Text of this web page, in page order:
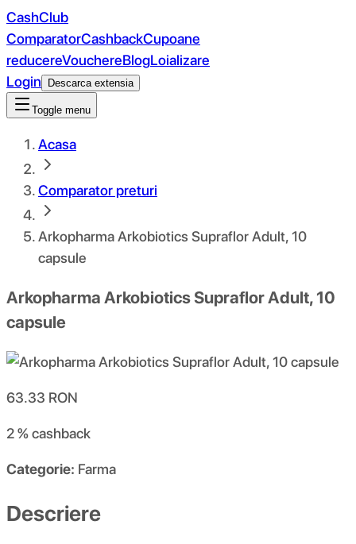
CashClub
ComparatorCashbackCupoane
reducereVouchereBlogLoializare
Login
Descarca extensia
Toggle menu
Acasa
Comparator preturi
Arkopharma Arkobiotics Supraflor Adult, 10
capsule
Arkopharma Arkobiotics Supraflor Adult, 10
capsule
63.33 RON
2 %cashback
Categorie: Farma
Descriere